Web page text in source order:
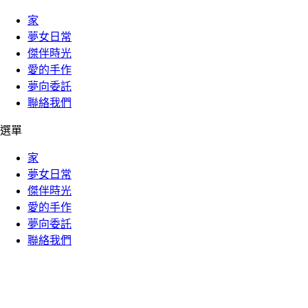
家
夢女日常
傑伴時光
愛的手作
夢向委託
聯絡我們
選單
家
夢女日常
傑伴時光
愛的手作
夢向委託
聯絡我們